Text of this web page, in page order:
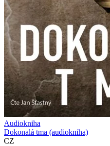
Audiokniha
Dokonalá tma (audiokniha)
CZ